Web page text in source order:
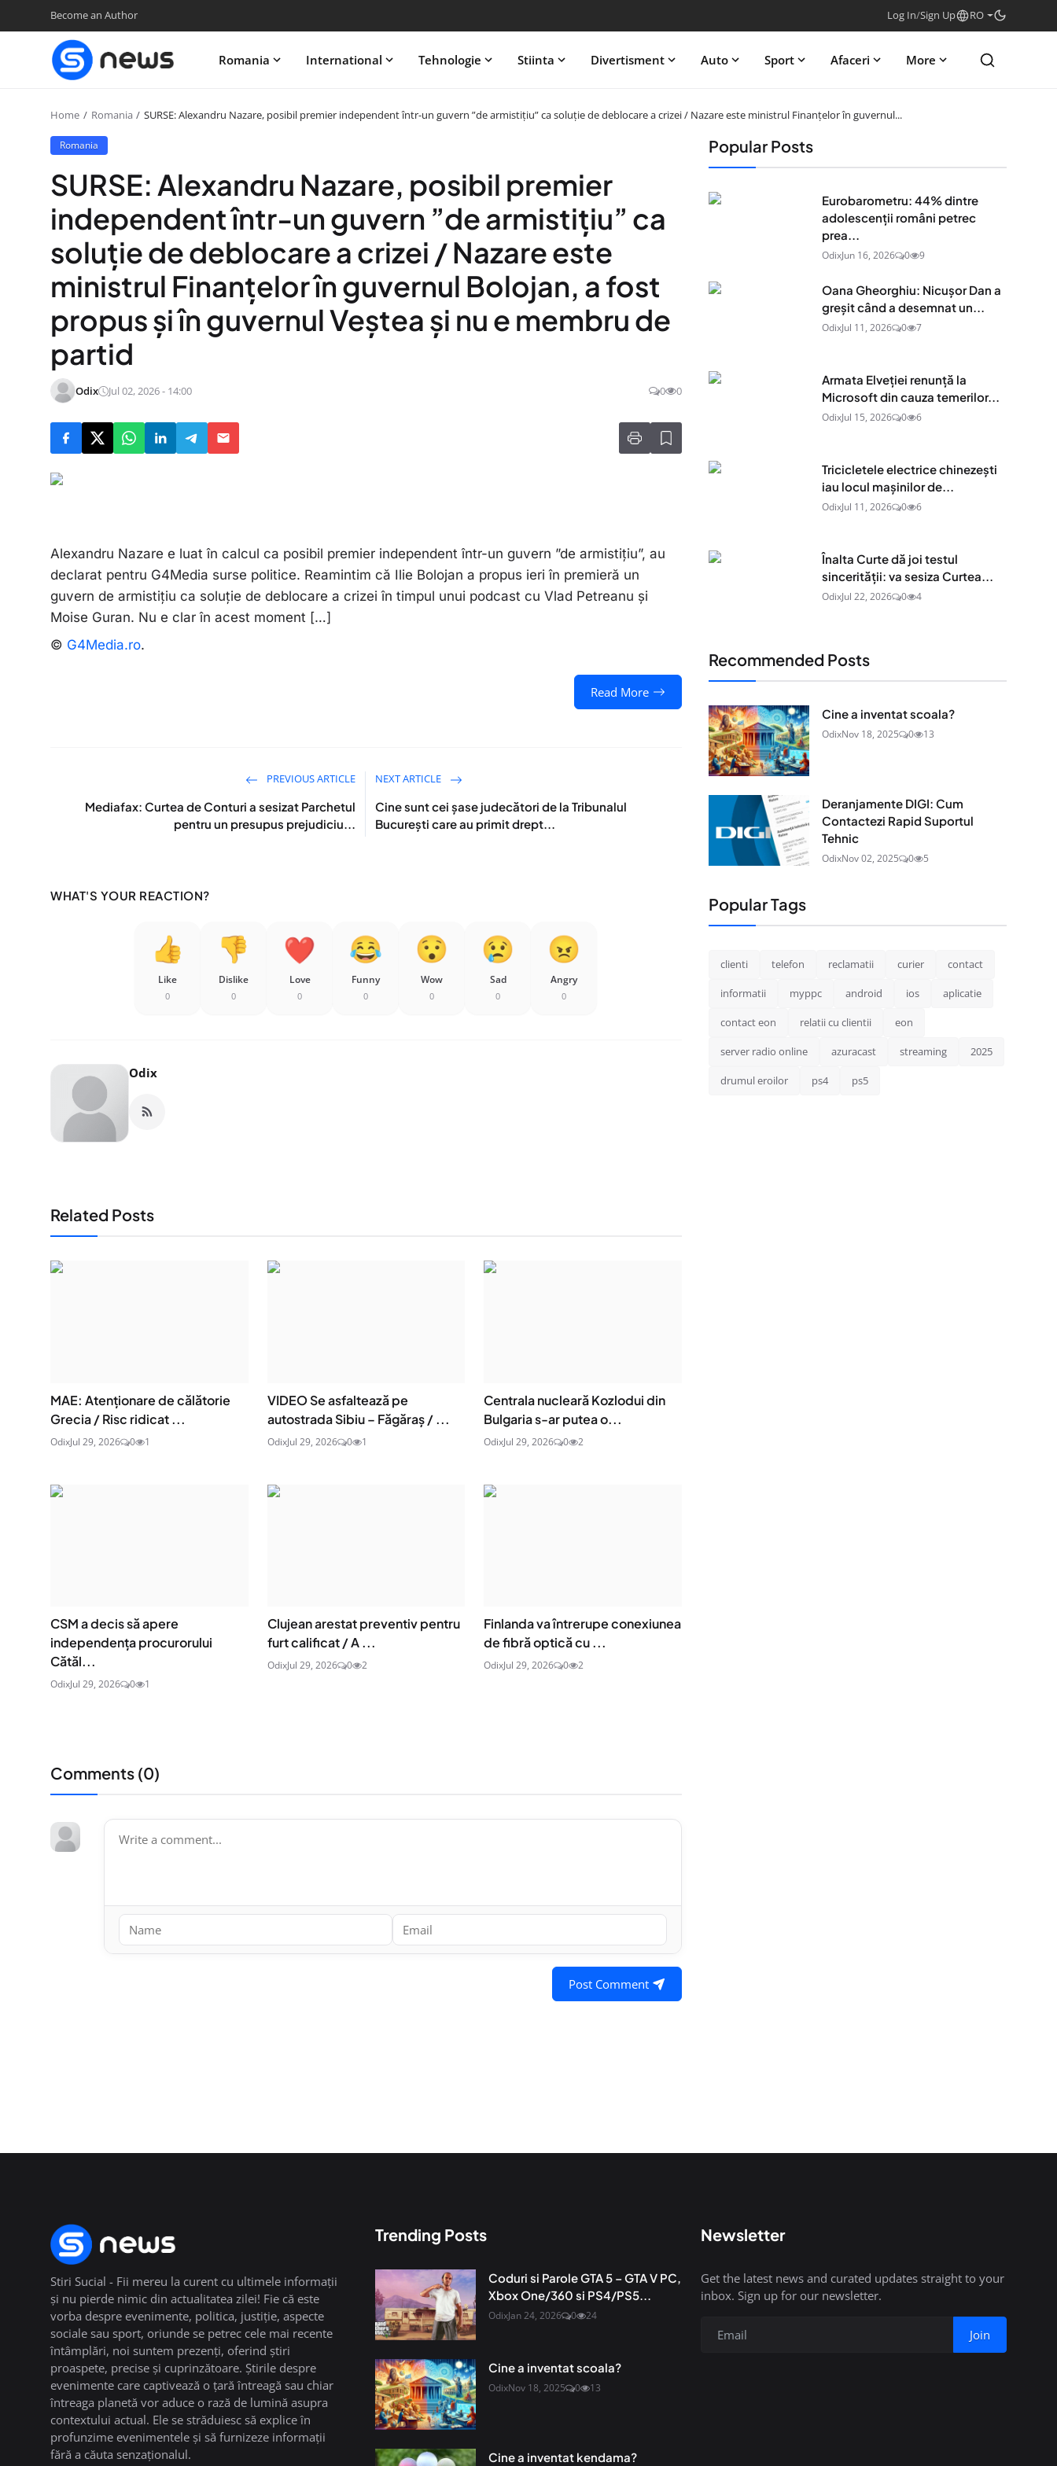
Become an Author Log In/Sign Up RO
Romania International Tehnologie Stiinta Divertisment Auto Sport Afaceri More
Home Romania SURSE: Alexandru Nazare, posibil premier independent într-un guvern ”de armistițiu” ca soluție de deblocare a crizei / Nazare este ministrul Finanțelor în guvernul...
Romania
SURSE: Alexandru Nazare, posibil premier
independent într-un guvern ”de armistițiu” ca
soluție de deblocare a crizei / Nazare este
ministrul Finanțelor în guvernul Bolojan, a fost
propus și în guvernul Veștea și nu e membru de
partid
Odix Jul 02, 2026 - 14:00 0 0
Alexandru Nazare e luat în calcul ca posibil premier independent într-un guvern ”de armistițiu”, au
declarat pentru G4Media surse politice. Reamintim că Ilie Bolojan a propus ieri în premieră un
guvern de armistițiu ca soluție de deblocare a crizei în timpul unui podcast cu Vlad Petreanu și
Moise Guran. Nu e clar în acest moment […]
© G4Media.ro.
Read More
PREVIOUS ARTICLE
Mediafax: Curtea de Conturi a sesizat Parchetul
pentru un presupus prejudiciu...
NEXT ARTICLE
Cine sunt cei șase judecători de la Tribunalul
București care au primit drept...
WHAT'S YOUR REACTION?
Like
0
Dislike
0
Love
0
Funny
0
Wow
0
Sad
0
Angry
0
Odix
Related Posts
MAE: Atenţionare de călătorie
Grecia / Risc ridicat ...
OdixJul 29, 2026 0 1
VIDEO Se asfaltează pe
autostrada Sibiu – Făgăraș / ...
OdixJul 29, 2026 0 1
Centrala nucleară Kozlodui din
Bulgaria s-ar putea o...
OdixJul 29, 2026 0 2
CSM a decis să apere
independența procurorului
Cătăl...
OdixJul 29, 2026 0 1
Clujean arestat preventiv pentru
furt calificat / A ...
OdixJul 29, 2026 0 2
Finlanda va întrerupe conexiunea
de fibră optică cu ...
OdixJul 29, 2026 0 2
Comments (0)
Post Comment
Popular Posts
Eurobarometru: 44% dintre
adolescenţii români petrec
prea...
OdixJun 16, 2026 0 9
Oana Gheorghiu: Nicușor Dan a
greșit când a desemnat un...
OdixJul 11, 2026 0 7
Armata Elveției renunță la
Microsoft din cauza temerilor...
OdixJul 15, 2026 0 6
Tricicletele electrice chinezești
iau locul mașinilor de...
OdixJul 11, 2026 0 6
Înalta Curte dă joi testul
sincerității: va sesiza Curtea...
OdixJul 22, 2026 0 4
Recommended Posts
Cine a inventat scoala?
OdixNov 18, 2025 0 13
Deranjamente DIGI: Cum
Contactezi Rapid Suportul
Tehnic
OdixNov 02, 2025 0 5
Popular Tags
clienti telefon reclamatii curier contact
informatii myppc android ios aplicatie
contact eon relatii cu clientii eon
server radio online azuracast streaming 2025
drumul eroilor ps4 ps5
Stiri Sucial - Fii mereu la curent cu ultimele informații
și nu pierde nimic din actualitatea zilei! Fie că este
vorba despre evenimente, politica, justiție, aspecte
sociale sau sport, oriunde se petrec cele mai recente
întâmplări, noi suntem prezenți, oferind știri
proaspete, precise și cuprinzătoare. Știrile despre
evenimente care captivează o țară întreagă sau chiar
întreaga planetă vor aduce o rază de lumină asupra
contextului actual. Ele se străduiesc să explice în
profunzime evenimentele și să furnizeze informații
fără a căuta senzaționalul.
Trending Posts
Coduri si Parole GTA 5 – GTA V PC,
Xbox One/360 si PS4/PS5...
OdixJan 24, 2026 0 24
Cine a inventat scoala?
OdixNov 18, 2025 0 13
Cine a inventat kendama?
Newsletter
Get the latest news and curated updates straight to your
inbox. Sign up for our newsletter.
Join